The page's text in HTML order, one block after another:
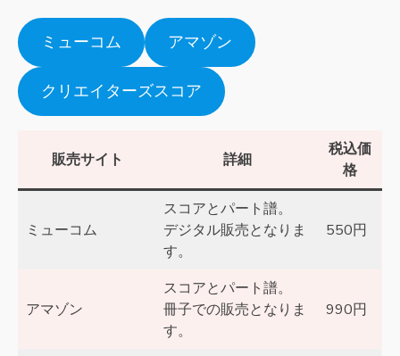
ミューコム アマゾン
クリエイターズスコア
販売サイト 詳細
税込価
格
ミューコム
スコアとパート譜。
デジタル販売となりま
す。
550円
アマゾン
スコアとパート譜。
冊子での販売となりま
す。
990円